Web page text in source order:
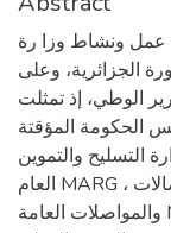
عمل ونشاط وزا رة
الجزائرية، وعلى
الوطي، إذ تمثلت
الحكومة المؤقتة
سبتمبر 4511 في وزارة التسليح والتموين
العام MARG ، ووزارة الاتصالات
والمواصلات العامة MTLG ، وعملت الوزارتين جنبا لجنب لحل